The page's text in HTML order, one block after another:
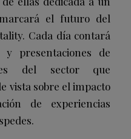
el futuro del
. Cada día contará
y presentaciones de
del sector que
vista sobre el impacto
de experiencias